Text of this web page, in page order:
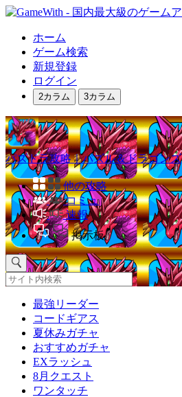
ホーム
ゲーム検索
新規登録
ログイン
2カラム 3カラム
パズドラ攻略｜パズル＆ドラゴンズ
他の攻略
コミュ
速報
掲示板
最強リーダー
コードギアス
夏休みガチャ
おすすめガチャ
EXラッシュ
8月クエスト
ワンタッチ